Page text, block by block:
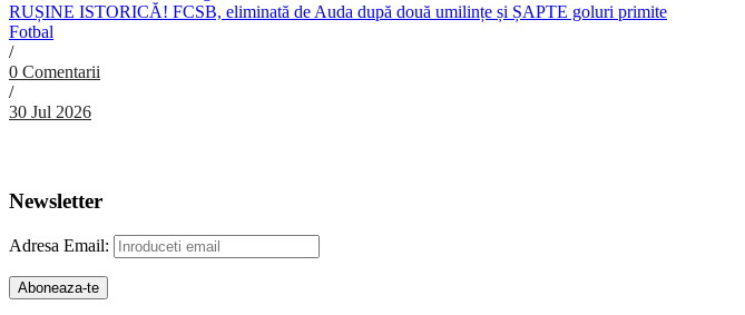
RUȘINE ISTORICĂ! FCSB, eliminată de Auda după două umilințe și ȘAPTE goluri primite
Fotbal
/
0 Comentarii
/
30 Jul 2026
Newsletter
Adresa Email: